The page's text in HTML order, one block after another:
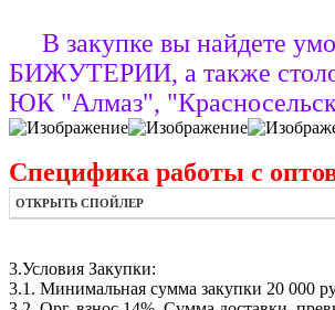
В закупке вы найдете
БИЖУТЕРИИ, а также
ЮК "Алмаз",
Специфика работы с
ОТКРЫТЬ СПОЙЛЕР
3.Условия Закупки:
3.1. Минимальная сумма закупки 20 000